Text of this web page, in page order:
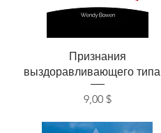
Быстрый просмотр
Признания
выздоравливающего
Цена
9,00 $